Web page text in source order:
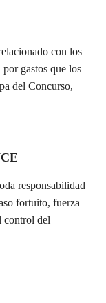
con los
gastos que los
del Concurso,
responsabilidad
fortuito, fuerza
control del